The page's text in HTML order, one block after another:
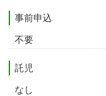
事前申込
不要
託児
なし